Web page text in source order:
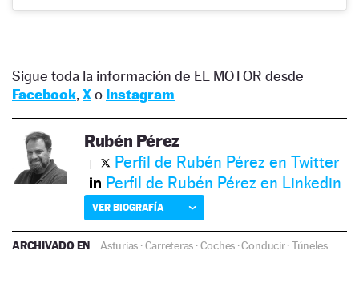
Sigue toda la información de EL MOTOR desde
Facebook, Xo Instagram
Rubén Pérez
Perfil de Rubén Pérez en Twitter
Perfil de Rubén Pérez en Linkedin
VER BIOGRAFÍA
ARCHIVADO EN Asturias ·Carreteras ·Coches ·Conducir·Túneles